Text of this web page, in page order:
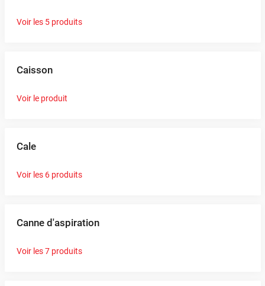
Voir les 5 produits
Caisson
Voir le produit
Cale
Voir les 6 produits
Canne d'aspiration
Voir les 7 produits